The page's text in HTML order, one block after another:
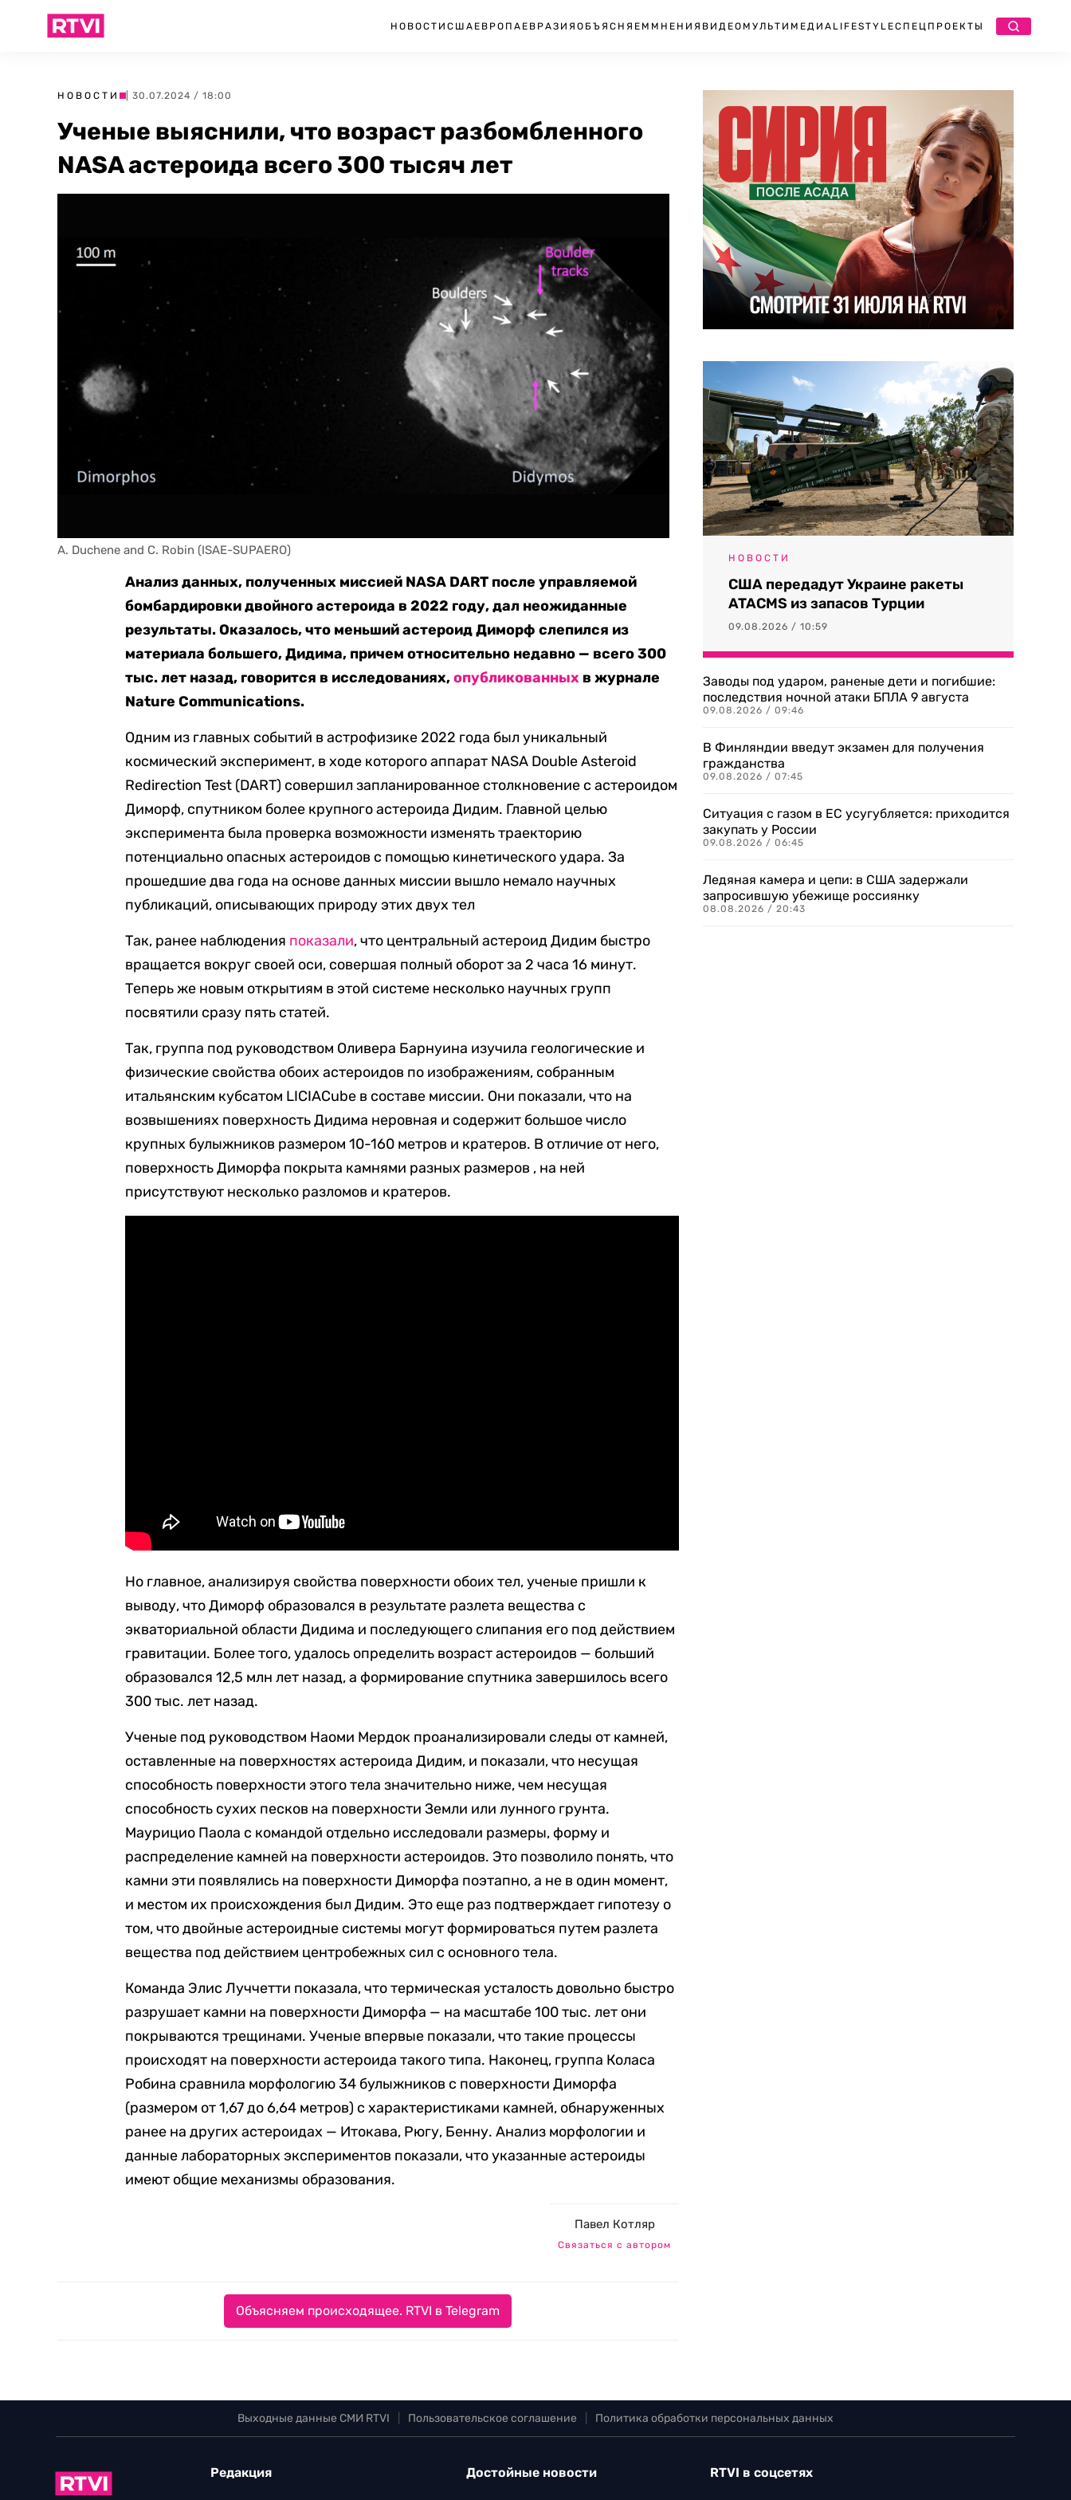
НОВОСТИ США ЕВРОПА ЕВРАЗИЯ ОБЪЯСНЯЕМ МНЕНИЯ ВИДЕО МУЛЬТИМЕДИА LIFESTYLEСПЕЦПРОЕКТЫ
НОВОСТИ | 30.07.2024 / 18:00
Ученые выяснили, что возраст разбомбленного
NASA астероида всего 300 тысяч лет
A. Duchene and C. Robin (ISAE-SUPAERO)
Анализ данных, полученных миссией NASA DART после управляемой
бомбардировки двойного астероида в 2022 году, дал неожиданные
результаты. Оказалось, что меньший астероид Диморф слепился из
материала большего, Дидима, причем относительно недавно — всего 300
тыс. лет назад, говорится в исследованиях,опубликованных в журнале
Nature Communications.
Одним из главных событий в астрофизике 2022 года был уникальный
космический эксперимент, в ходе которого аппарат NASA Double Asteroid
Redirection Test (DART) совершил запланированное столкновение с астероидом
Диморф, спутником более крупного астероида Дидим. Главной целью
эксперимента была проверка возможности изменять траекторию
потенциально опасных астероидов с помощью кинетического удара. За
прошедшие два года на основе данных миссии вышло немало научных
публикаций, описывающих природу этих двух тел
Так, ранее наблюдения показали, что центральный астероид Дидим быстро
вращается вокруг своей оси, совершая полный оборот за 2 часа 16 минут.
Теперь же новым открытиям в этой системе несколько научных групп
посвятили сразу пять статей.
Так, группа под руководством Оливера Барнуина изучила геологические и
физические свойства обоих астероидов по изображениям, собранным
итальянским кубсатом LICIACube в составе миссии. Они показали, что на
возвышениях поверхность Дидима неровная и содержит большое число
крупных булыжников размером 10-160 метров и кратеров. В отличие от него,
поверхность Диморфа покрыта камнями разных размеров , на ней
присутствуют несколько разломов и кратеров.
Но главное, анализируя свойства поверхности обоих тел, ученые пришли к
выводу, что Диморф образовался в результате разлета вещества с
экваториальной области Дидима и последующего слипания его под действием
гравитации. Более того, удалось определить возраст астероидов — больший
образовался 12,5 млн лет назад, а формирование спутника завершилось всего
300 тыс. лет назад.
Ученые под руководством Наоми Мердок проанализировали следы от камней,
оставленные на поверхностях астероида Дидим, и показали, что несущая
способность поверхности этого тела значительно ниже, чем несущая
способность сухих песков на поверхности Земли или лунного грунта.
Маурицио Паола с командой отдельно исследовали размеры, форму и
распределение камней на поверхности астероидов. Это позволило понять, что
камни эти появлялись на поверхности Диморфа поэтапно, а не в один момент,
и местом их происхождения был Дидим. Это еще раз подтверждает гипотезу о
том, что двойные астероидные системы могут формироваться путем разлета
вещества под действием центробежных сил с основного тела.
Команда Элис Луччетти показала, что термическая усталость довольно быстро
разрушает камни на поверхности Диморфа — на масштабе 100 тыс. лет они
покрываются трещинами. Ученые впервые показали, что такие процессы
происходят на поверхности астероида такого типа. Наконец, группа Коласа
Робина сравнила морфологию 34 булыжников с поверхности Диморфа
(размером от 1,67 до 6,64 метров) с характеристиками камней, обнаруженных
ранее на других астероидах — Итокава, Рюгу, Бенну. Анализ морфологии и
данные лабораторных экспериментов показали, что указанные астероиды
имеют общие механизмы образования.
Павел Котляр
Связаться с автором
Объясняем происходящее. RTVI в Telegram
НОВОСТИ
США передадут Украине ракеты
ATACMS из запасов Турции
09.08.2026 / 10:59
Заводы под ударом, раненые дети и погибшие:
последствия ночной атаки БПЛА 9 августа
09.08.2026 / 09:46
В Финляндии введут экзамен для получения
гражданства
09.08.2026 / 07:45
Ситуация с газом в ЕС усугубляется: приходится
закупать у России
09.08.2026 / 06:45
Ледяная камера и цепи: в США задержали
запросившую убежище россиянку
08.08.2026 / 20:43
Выходные данные СМИ RTVI Пользовательское соглашение Политика обработки персональных данных
Редакция Достойные новости RTVI в соцсетях